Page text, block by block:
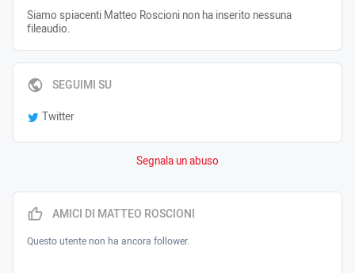
Siamo spiacenti Matteo Roscioni non ha inserito nessuna
fileaudio.
SEGUIMI SU
Twitter
Segnala un abuso
AMICI DI MATTEO ROSCIONI
Questo utente non ha ancora follower.